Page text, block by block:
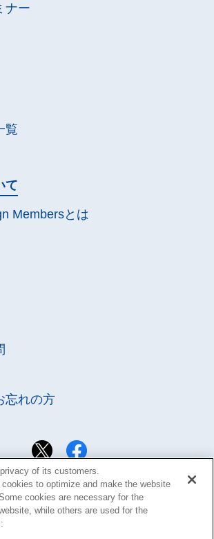
ナー
覧
て
Membersとは
忘れの方
of its customers.
to optimize and make the website
cookies are necessary for the
while others are used for the